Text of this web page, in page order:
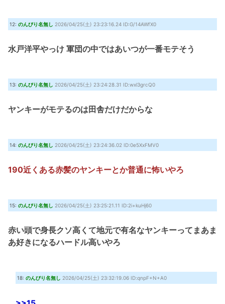
12: のんびり名無し 2026/04/25(土) 23:23:16.24 ID:G/14AWfX0
水戸洋平やっけ 軍団の中ではあいつが一番モテそう
13: のんびり名無し 2026/04/25(土) 23:24:28.31 ID:wxl3grcQ0
ヤンキーがモテるのは田舎だけだからな
14: のんびり名無し 2026/04/25(土) 23:24:36.02 ID:0e5XxFMV0
190近くある赤髪のヤンキーとか普通に怖いやろ
15: のんびり名無し 2026/04/25(土) 23:25:21.11 ID:2i+kuHj60
赤い頭で身長クソ高くて地元で有名なヤンキーってまあま
あ好きになるハードル高いやろ
18: のんびり名無し 2026/04/25(土) 23:32:19.06 ID:qnpF+N+A0